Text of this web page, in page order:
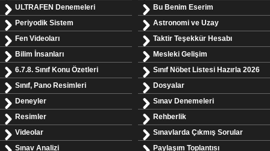
ULTRAFEN Denemeleri
Periyodik Sistem
Fen Videoları
Bilim İnsanları
6.7.8. Sınıf Konu Özetleri
Sınıf, Pano Resimleri
Deneyler
Resimler
Videolar
Sınav Analizi
Bu Benim Eserim
Astronomi ve Uzay
Taktir Teşekkür Hesabı
Mesleki Gelişim
Sınıf Nöbet Listesi Hazırla 2026
Dosyalar
Sınav Denemeleri
Rehberlik
Sınavlarda Çıkmış Sorular
Paylaşım Toplantısı